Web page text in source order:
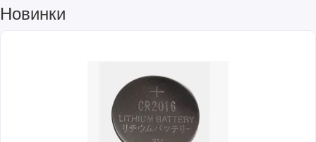
Новинки